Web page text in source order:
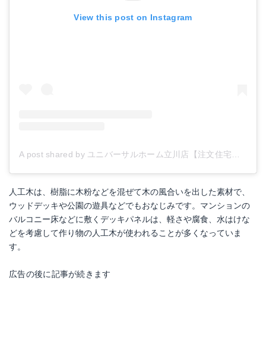
View this post on Instagram
A post shared by ユニバーサルホーム立川店【注文住宅】 (@universalhome_tachikawa)
人工木は、樹脂に木粉などを混ぜて木の風合いを出した素材で、
ウッドデッキや公園の遊具などでもおなじみです。マンションの
バルコニー床などに敷くデッキパネルは、軽さや腐食、水はけな
どを考慮して作り物の人工木が使われることが多くなっていま
す。
広告の後に記事が続きます